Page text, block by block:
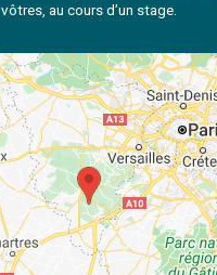
vôtres, au cours d’un stage.